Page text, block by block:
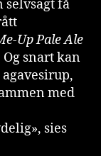
selvsagt få
Up Pale Ale
snart kan
med
sies